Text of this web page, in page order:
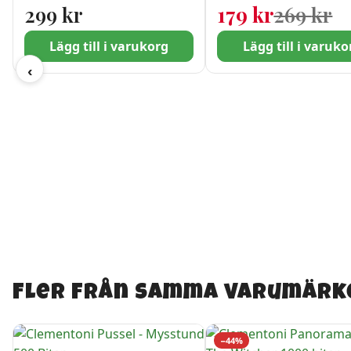
‹
299 kr
Lägg till i varukorg
269kr
179kr
Lägg till i
Fler från samma
−44%